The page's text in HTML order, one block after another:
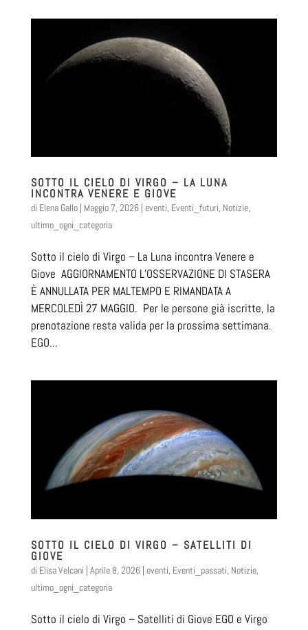
SOTTO IL CIELO DI VIRGO – LA LUNA
INCONTRA VENERE E GIOVE
di Elena Gallo| Maggio 7, 2026| eventi, Eventi_futuri, Notizie,
ultimo_ogni_categoria
Sotto il cielo di Virgo – La Luna incontra Venere e
Giove AGGIORNAMENTO L’OSSERVAZIONE DI STASERA
È ANNULLATA PER MALTEMPO E RIMANDATA A
MERCOLEDÌ 27 MAGGIO. Per le persone già iscritte, la
prenotazione resta valida per la prossima settimana.
EGO...
SOTTO IL CIELO DI VIRGO – SATELLITI DI
GIOVE
di Elisa Velcani | Aprile 8, 2026| eventi, Eventi_passati, Notizie,
ultimo_ogni_categoria
Sotto il cielo di Virgo – Satelliti di Giove EGO e Virgo